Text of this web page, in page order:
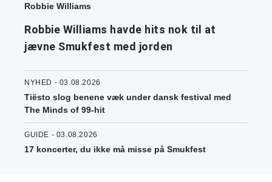
Robbie Williams
Robbie Williams havde hits nok til at
jævne Smukfest med jorden
NYHED - 03.08.2026
Tiësto slog benene væk under dansk festival med
The Minds of 99-hit
GUIDE - 03.08.2026
17 koncerter, du ikke må misse på Smukfest